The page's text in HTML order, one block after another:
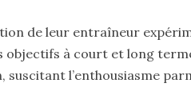
de leur entraîneur
objectifs à court et long
suscitant l’enthousiasme